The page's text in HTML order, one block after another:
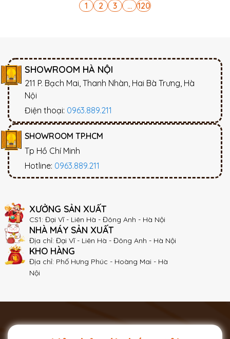
1 2 3 ... 120
SHOWROOM HÀ NỘI
211 P. Bạch Mai, Thanh Nhàn, Hai Bà Trưng, Hà
Nội
Điện thoại: 0963.889.211
SHOWROOM TP.HCM
Tp Hồ Chí Minh
Hotline: 0963.889.211
XƯỞNG SẢN XUẤT
CS1: Đại Vĩ - Liên Hà - Đông Anh - Hà Nội
NHÀ MÁY SẢN XUẤT
Địa chỉ: Đại Vĩ - Liên Hà - Đông Anh - Hà Nội
KHO HÀNG
Địa chỉ: Phố Hưng Phúc - Hoàng Mai - Hà
Nội